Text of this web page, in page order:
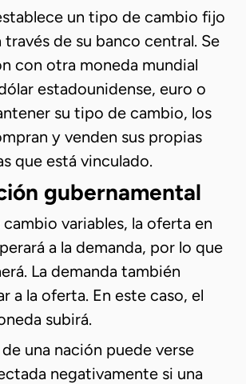
un tipo de cambio fijo
de su banco central. Se
con otra moneda mundial
estadounidense, euro o
su tipo de cambio, los
y venden sus propias
que está vinculado.
gubernamental
variables, la oferta en
a la demanda, por lo que
La demanda también
a la oferta. En este caso, el
subirá.
una nación puede verse
negativamente si una